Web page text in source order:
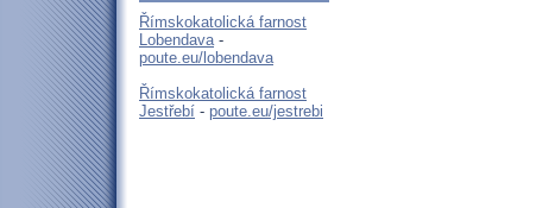
Římskokatolická farnost
Lobendava-
poute.eu/lobendava
Římskokatolická farnost
Jestřebí - poute.eu/jestrebi